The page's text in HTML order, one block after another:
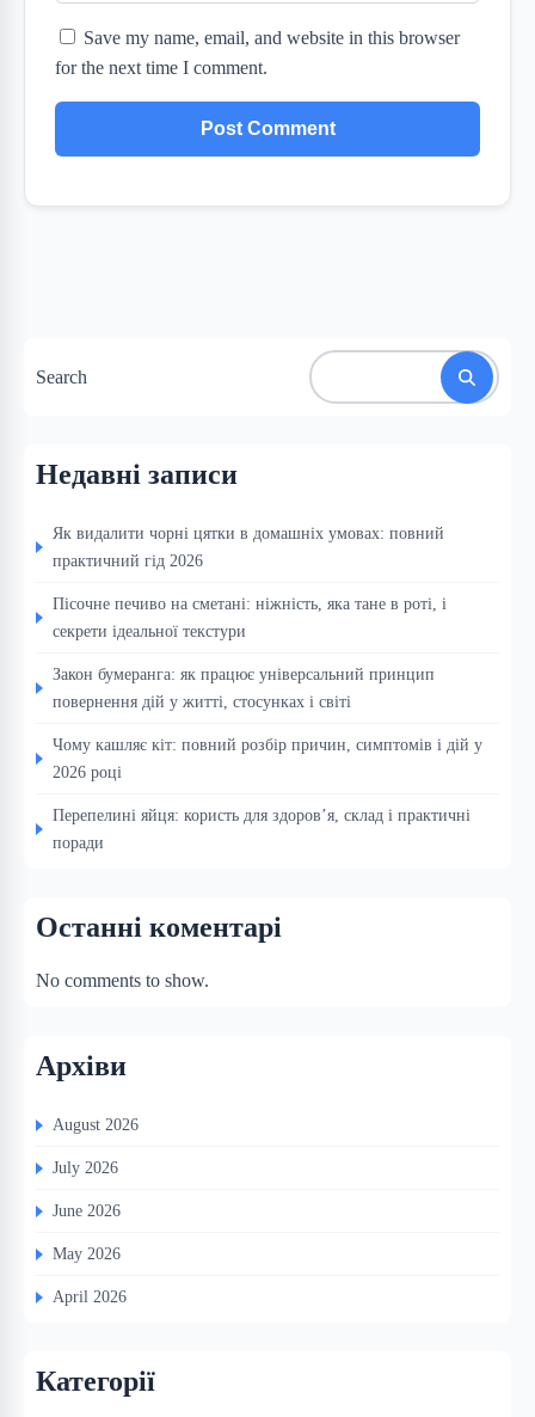
Save my name, email, and website in this browser
for the next time I comment.
Search
Недавні записи
Як видалити чорні цятки в домашніх умовах: повний
практичний гід 2026
Пісочне печиво на сметані: ніжність, яка тане в роті, і
секрети ідеальної текстури
Закон бумеранга: як працює універсальний принцип
повернення дій у житті, стосунках і світі
Чому кашляє кіт: повний розбір причин, симптомів і дій у
2026 році
Перепелині яйця: користь для здоров’я, склад і практичні
поради
Останні коментарі
No comments to show.
Архіви
August 2026
July 2026
June 2026
May 2026
April 2026
Категорії